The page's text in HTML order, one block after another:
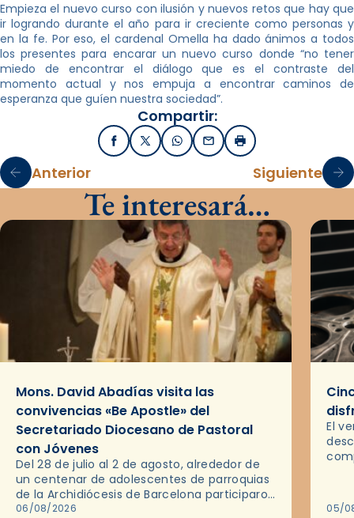
Empieza el nuevo curso con ilusión y nuevos retos que hay que
ir logrando durante el año para ir creciente como personas y
en la fe. Por eso, el cardenal Omella ha dado ánimos a todos
los presentes para encarar un nuevo curso donde “no tener
miedo de encontrar el diálogo que es el contraste del
momento actual y nos empuja a encontrar caminos de
esperanza que guíen nuestra sociedad”.
Compartir:
FacebookX / TwitterWhatsApp
EmailImprimir
Anterior Siguiente
Te interesará…
Mons. David Abadías visita las
convivencias «Be Apostle» del
Secretariado Diocesano de Pastoral
con Jóvenes
Del 28 de julio al 2 de agosto, alrededor de
un centenar de adolescentes de parroquias
de la Archidiócesis de Barcelona participaron
en las convivencias Be Apostle, organizadas
06/08/2026
El
05/